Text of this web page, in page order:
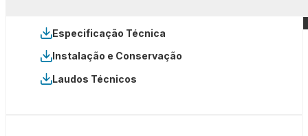
Especificação Técnica
Instalação e Conservação
Laudos Técnicos